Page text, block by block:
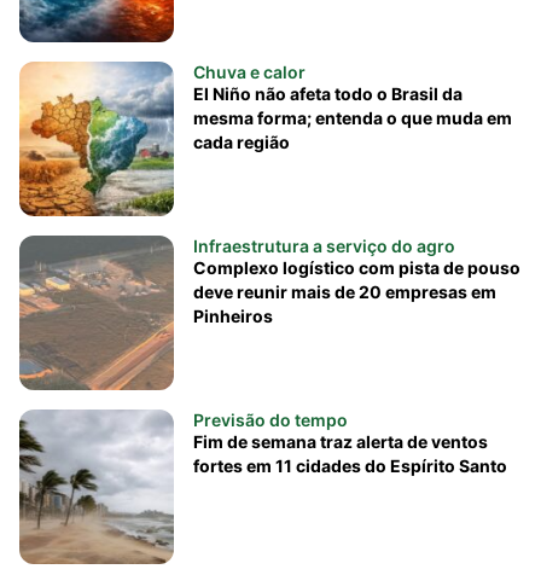
Chuva e calor
El Niño não afeta todo o Brasil da
mesma forma; entenda o que muda em
cada região
Infraestrutura a serviço do agro
Complexo logístico com pista de pouso
deve reunir mais de 20 empresas em
Pinheiros
Previsão do tempo
Fim de semana traz alerta de ventos
fortes em 11 cidades do Espírito Santo